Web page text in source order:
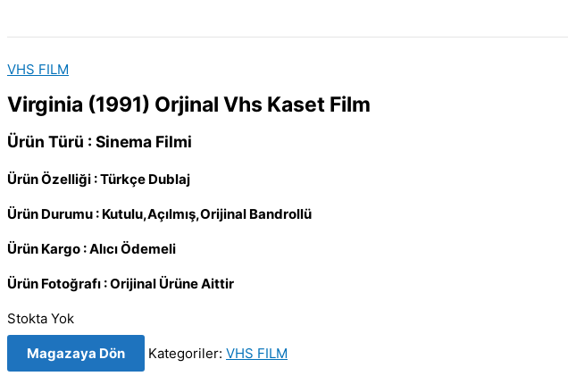
VHS FILM
Virginia (1991) Orjinal Vhs Kaset Film
Ürün Türü : Sinema Filmi
Ürün Özelliği : Türkçe Dublaj
Ürün Durumu : Kutulu,Açılmış,Orijinal Bandrollü
Ürün Kargo : Alıcı Ödemeli
Ürün Fotoğrafı : Orijinal Ürüne Aittir
Stokta Yok
Magazaya Dön Kategoriler: VHS FILM